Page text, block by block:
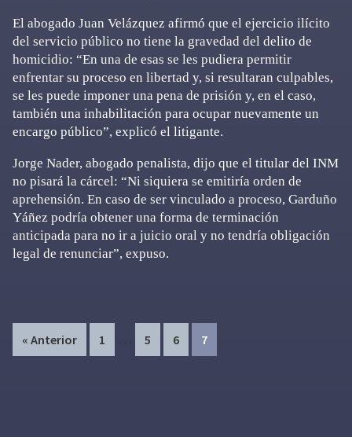
El abogado Juan Velázquez afirmó que el ejercicio ilícito
del servicio público no tiene la gravedad del delito de
homicidio: “En una de esas se les pudiera permitir
enfrentar su proceso en libertad y, si resultaran culpables,
se les puede imponer una pena de prisión y, en el caso,
también una inhabilitación para ocupar nuevamente un
encargo público”, explicó el litigante.
Jorge Nader, abogado penalista, dijo que el titular del INM
no pisará la cárcel: “Ni siquiera se emitiría orden de
aprehensión. En caso de ser vinculado a proceso, Garduño
Yáñez podría obtener una forma de terminación
anticipada para no ir a juicio oral y no tendría obligación
legal de renunciar”, expuso.
« Anterior Page
1
Interim
pages
… Page
5 Page
6 Page
7